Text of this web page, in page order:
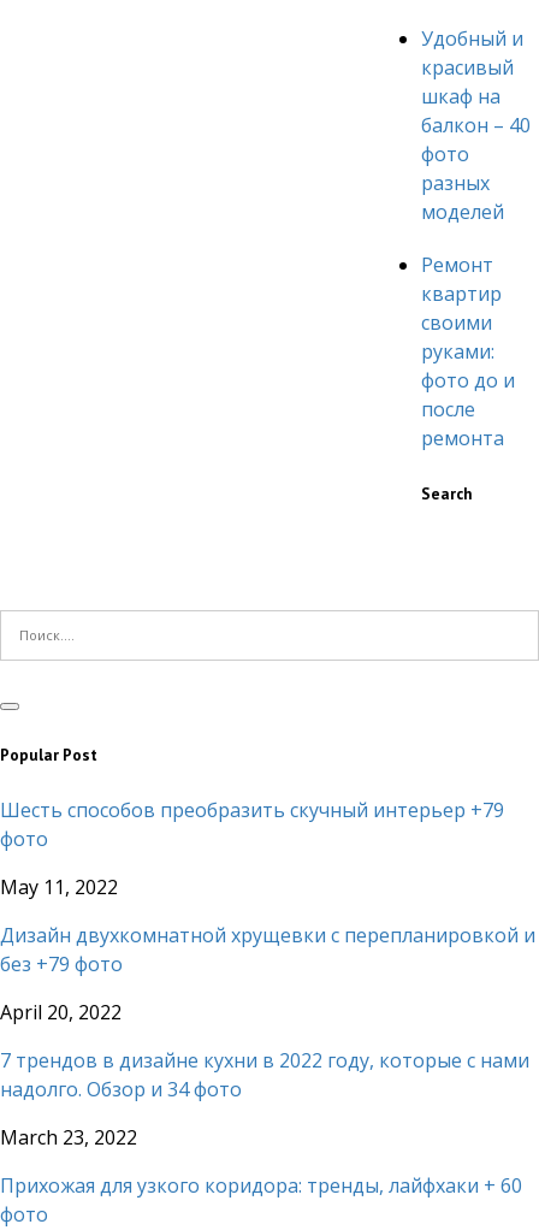
Удобный и
красивый
шкаф на
балкон – 40
фото
разных
моделей
Ремонт
квартир
своими
руками:
фото до и
после
ремонта
Search
Popular Post
Шесть способов преобразить скучный интерьер +79
фото
May 11, 2022
Дизайн двухкомнатной хрущевки с перепланировкой и
без +79 фото
April 20, 2022
7 трендов в дизайне кухни в 2022 году, которые с нами
надолго. Обзор и 34 фото
March 23, 2022
Прихожая для узкого коридора: тренды, лайфхаки + 60
фото